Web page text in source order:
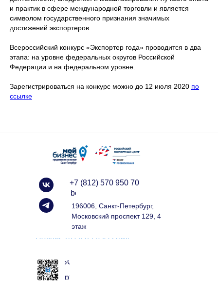
и практик в сфере международной торговли и является
символом государственного признания значимых
достижений экспортеров.
Всероссийский конкурс «Экспортер года» проводится в два
этапа: на уровне федеральных округов Российской
Федерации и на федеральном уровне.
Зарегистрироваться на конкурс можно до 12 июля 2020 по
ссылке
196006, Санкт-Петербург,
Московский проспект 129, 4
этаж
+7 (812) 570 950 70
info@spbexport.ru
Подписаться на рассылку
ЧАТ БОТ
клуба
экспортёров